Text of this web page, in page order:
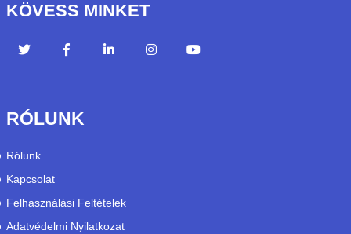
KÖVESS MINKET
RÓLUNK
Rólunk
Kapcsolat
Felhasználási Feltételek
Adatvédelmi Nyilatkozat